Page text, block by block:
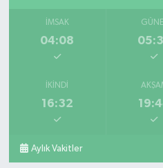
İMSAK
04:08
İKINDI
16:32
Aylık Vakitler
Salah'ın maaşı
Feci motosiklet
20:21 |Düğünde çıkan